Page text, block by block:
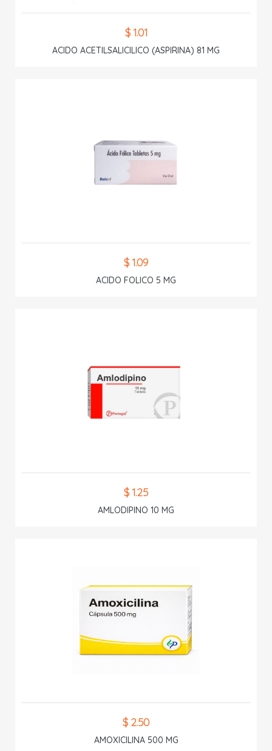
$ 1.01
ACIDO ACETILSALICILICO (ASPIRINA) 81 MG
$ 1.09
ACIDO FOLICO 5 MG
$ 1.25
AMLODIPINO 10 MG
$ 2.50
AMOXICILINA 500 MG